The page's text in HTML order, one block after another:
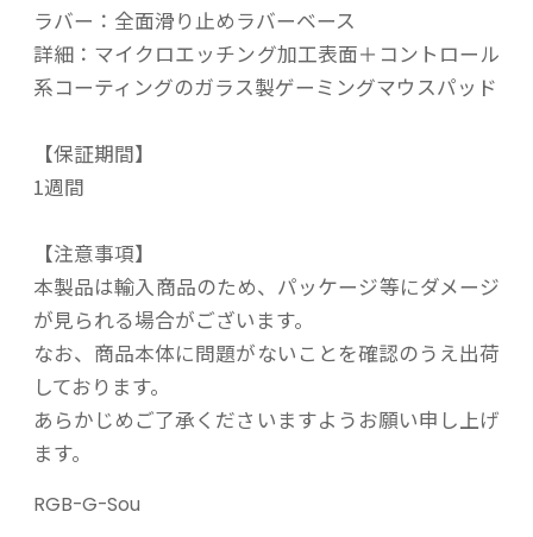
ラバー：全面滑り止めラバーベース
詳細：マイクロエッチング加工表面＋コントロール
系コーティングのガラス製ゲーミングマウスパッド
【保証期間】
1週間
【注意事項】
本製品は輸入商品のため、パッケージ等にダメージ
が見られる場合がございます。
なお、商品本体に問題がないことを確認のうえ出荷
しております。
あらかじめご了承くださいますようお願い申し上げ
ます。
RGB-G-Sou